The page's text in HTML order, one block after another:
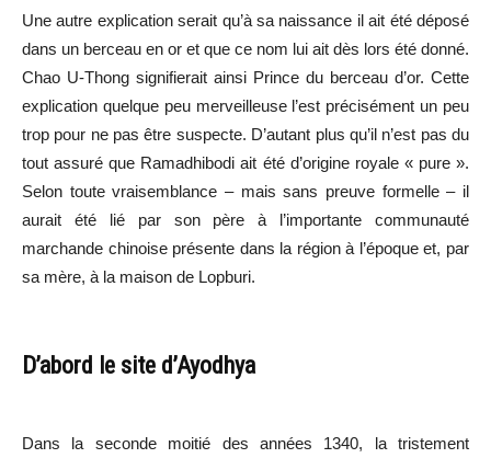
Une autre explication serait qu’à sa naissance il ait été déposé
dans un berceau en or et que ce nom lui ait dès lors été donné.
Chao U-Thong signifierait ainsi Prince du berceau d’or. Cette
explication quelque peu merveilleuse l’est précisément un peu
trop pour ne pas être suspecte. D’autant plus qu’il n’est pas du
tout assuré que Ramadhibodi ait été d’origine royale « pure ».
Selon toute vraisemblance – mais sans preuve formelle – il
aurait été lié par son père à l’importante communauté
marchande chinoise présente dans la région à l’époque et, par
sa mère, à la maison de Lopburi.
D’abord le site d’Ayodhya
Dans la seconde moitié des années 1340, la tristement